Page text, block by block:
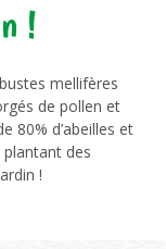
!
mellifères
de pollen et
80% d’abeilles et
des
!